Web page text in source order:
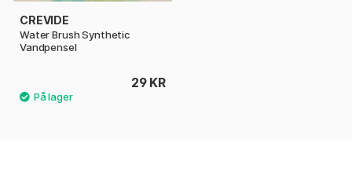
CREVIDE
Water Brush Synthetic
Vandpensel
29 KR